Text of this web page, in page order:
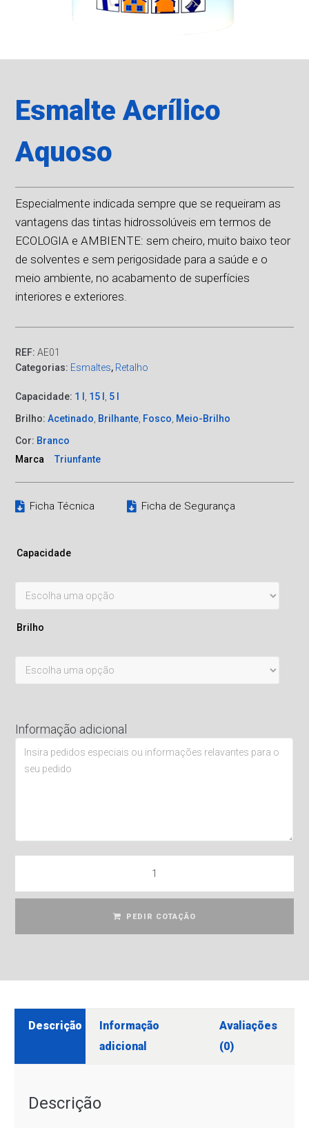
Esmalte Acrílico
Aquoso
Especialmente indicada sempre que se requeiram as
vantagens das tintas hidrossolúveis em termos de
ECOLOGIA e AMBIENTE: sem cheiro, muito baixo teor
de solventes e sem perigosidade para a saúde e o
meio ambiente, no acabamento de superfícies
interiores e exteriores.
REF:AE01
Categorias: Esmaltes, Retalho
Capacidade: 1 l , 15 l , 5 l
Brilho:Acetinado, Brilhante, Fosco, Meio-Brilho
Cor: Branco
Marca
Triunfante
Ficha Técnica Ficha de Segurança
Capacidade
Brilho
Informação adicional
PEDIR COTAÇÃO
Descrição
Informação
adicional
Avaliações
(0)
Descrição